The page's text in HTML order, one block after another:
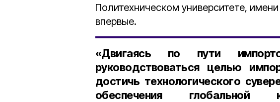
Политехническом университете,
впервые.
«Двигаясь по пути
руководствоваться целью
достичь технологического
обеспечения глобальной